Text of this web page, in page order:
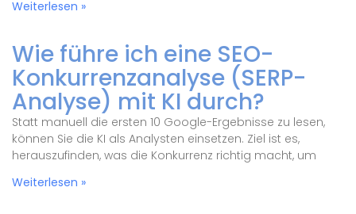
Weiterlesen »
Wie führe ich eine SEO-
Konkurrenzanalyse (SERP-
Analyse) mit KI durch?
Statt manuell die ersten 10 Google-Ergebnisse zu lesen,
können Sie die KI als Analysten einsetzen. Ziel ist es,
herauszufinden, was die Konkurrenz richtig macht, um
Weiterlesen »